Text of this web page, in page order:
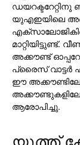
യുഎഇയിലെ
അക്കൗണ്ട്
പ്രൈസ് വാട്ടര്‍
ഈ
ആരോപിച്ചു.